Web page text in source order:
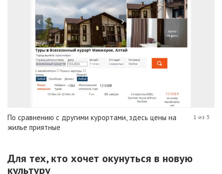
По сравнению с другими курортами, здесь цены на
жилье приятные
1 из 3
Для тех, кто хочет окунуться в новую
культуру